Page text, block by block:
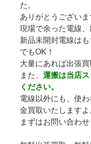
た。
ありがとうございま
現場で余った電線、
新品未開封電線は
でもOK！
大量にあれば出張買
また、運搬は当店
ください。
電線以外にも、使
金買取いたしますよ
まずはお問い合わせ